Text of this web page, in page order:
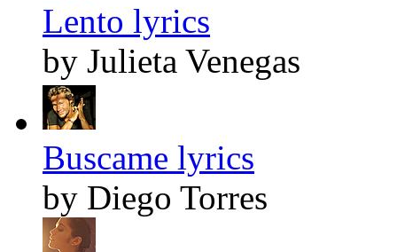
Lento lyrics
by Julieta Venegas
Buscame lyrics
by Diego Torres